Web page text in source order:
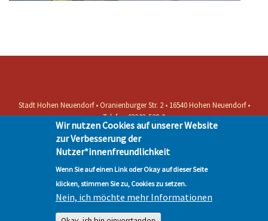
Stadt Hohen Neuendorf • Oranienburger Str. 2 • 16540 Hohen Neuendorf •
Telefon 03303-528-0
Impressum|Presse|Datenschutz| © Hohen-Neuendorf.de, Alle Rechte
vorbehalten - Vervielfältigung nur mit unserer Genehmigung
Wir nutzen Cookies auf unserer Website
zur Verbesserung der
Nutzer*innenfreundlichkeit
Wenn Sie auf einen Link oder Okay auf dieser Seite
klicken, stimmen Sie zu, Cookies zu setzen.
Nein, ich möchte mehr Informationen